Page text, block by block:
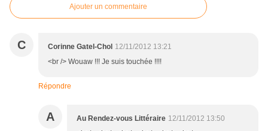
Ajouter un commentaire
C Corinne Gatel-Chol 12/11/2012 13:21
<br /> Wouaw !!! Je suis touchée !!!!
Répondre
A Au Rendez-vous Littéraire 12/11/2012 13:50